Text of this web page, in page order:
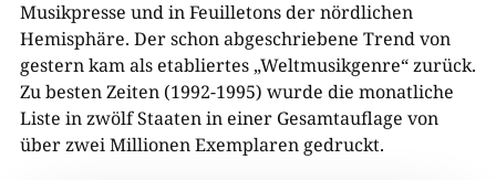
Musikpresse und in Feuilletons der nördlichen
Hemisphäre. Der schon abgeschriebene Trend von
gestern kam als etabliertes „Weltmusikgenre“ zurück.
Zu besten Zeiten (1992-1995) wurde die monatliche
Liste in zwölf Staaten in einer Gesamtauflage von
über zwei Millionen Exemplaren gedruckt.